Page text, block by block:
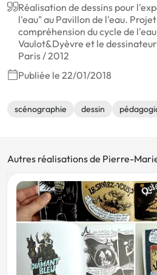
Réalisation de dessins pour
l'eau" au Pavillon de l'eau.
compréhension du cycle de
Vaulot&Dyèvre et le
Paris / 2012
Publiée le 22/01/2018
scénographie dessin
Autres réalisations de Pierre-